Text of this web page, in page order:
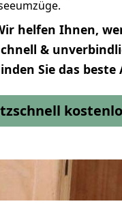
helfen Ihnen,
&
Sie das